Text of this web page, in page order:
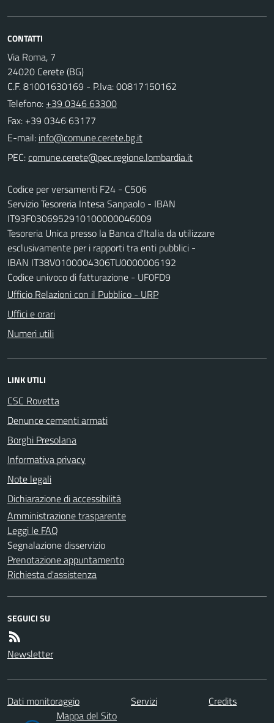
CONTATTI
Via Roma, 7
24020 Cerete (BG)
C.F. 81001630169 - P.Iva: 00817150162
Telefono: +39 0346 63300
Fax: +39 0346 63177
E-mail:
PEC:
Codice per versamenti F24 - C506
Servizio Tesoreria Intesa Sanpaolo - IBAN
IT93F0306952910100000046009
Tesoreria Unica presso la Banca d'Italia da utilizzare
esclusivamente per i rapporti tra enti pubblici -
IBAN IT38V0100004306TU0000006192
Codice univoco di fatturazione - UF0FD9
Ufficio Relazioni con il Pubblico - URP
Uffici e orari
Numeri utili
LINK UTILI
CSC Rovetta
Denunce cementi armati
Borghi Presolana
Informativa privacy
Note legali
Dichiarazione di accessibilità
Amministrazione trasparente
Leggi le FAQ
Segnalazione disservizio
Prenotazione appuntamento
Richiesta d'assistenza
SEGUICI SU
Newsletter
Dati monitoraggio Servizi
Credits
Mappa del Sito